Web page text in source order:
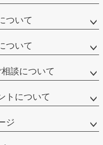
ついて
ついて
談について
トについて
ジ